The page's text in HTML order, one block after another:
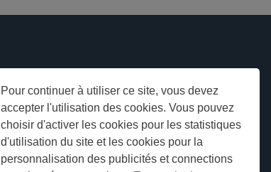
Pour continuer à utiliser ce site, vous devez
accepter l'utilisation des cookies. Vous pouvez
choisir d'activer les cookies pour les statistiques
d'utilisation du site et les cookies pour la
personnalisation des publicités et connections